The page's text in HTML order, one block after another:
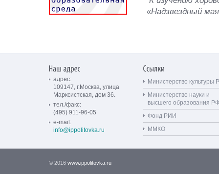
«Надзвездный
адрес:
109147, г.Москва, улица
Марксистская, дом 36.
тел./факс:
(495) 911-96-05
e-mail:
info@ippolitovka.ru
Министерство культуры
Министерство науки и
высшего образования РФ
Фонд РИИ
ММКО
© 2016 www.ippolitovka.ru